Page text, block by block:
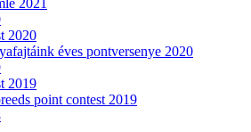
2021
2020
éves pontversenye 2020
2019
point contest 2019